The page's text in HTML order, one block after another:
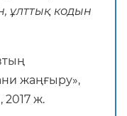
ұлттық кодын
жаңғыру»,
2017 ж.